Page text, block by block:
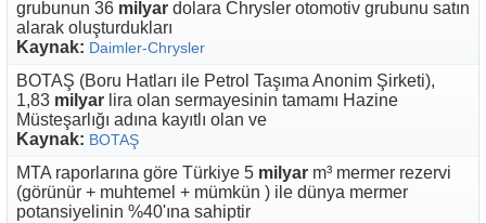
grubunun 36 milyar dolara Chrysler otomotiv grubunu satın
alarak oluşturdukları
Kaynak: Daimler-Chrysler
BOTAŞ (Boru Hatları ile Petrol Taşıma Anonim Şirketi),
1,83 milyar lira olan sermayesinin tamamı Hazine
Müsteşarlığı adına kayıtlı olan ve
Kaynak: BOTAŞ
MTA raporlarına göre Türkiye 5 milyar m³ mermer rezervi
(görünür + muhtemel + mümkün ) ile dünya mermer
potansiyelinin %40'ına sahiptir